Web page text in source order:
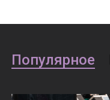
Популярное